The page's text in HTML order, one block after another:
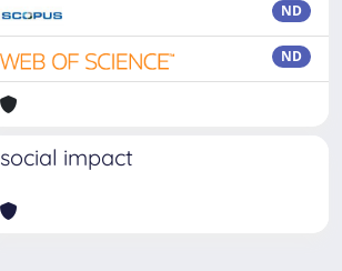
ND
ND
social impact